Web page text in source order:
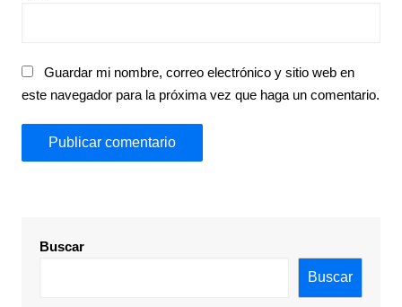
Guardar mi nombre, correo electrónico y sitio web en
este navegador para la próxima vez que haga un comentario.
Buscar
Buscar